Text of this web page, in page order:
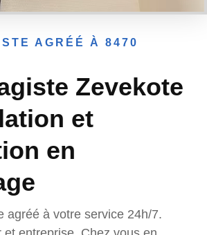
AGRÉÉ À 8470
Zevekote
et
en
agréé à votre service 24h/7.